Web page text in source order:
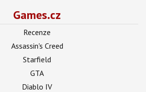
Games.cz
Recenze
Assassin's Creed
Starfield
GTA
Diablo IV